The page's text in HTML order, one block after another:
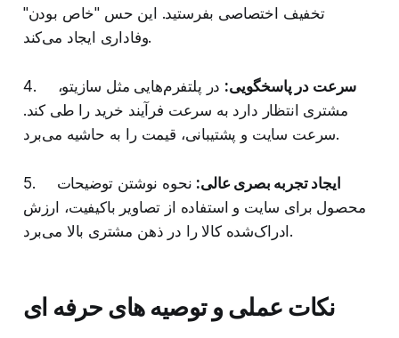
تخفیف اختصاصی بفرستید. این حس "خاص بودن"
وفاداری ایجاد می‌کند.
4. سرعت در پاسخگویی: در پلتفرم‌هایی مثل سازیتو،
مشتری انتظار دارد به سرعت فرآیند خرید را طی کند.
سرعت سایت و پشتیبانی، قیمت را به حاشیه می‌برد.
5. ایجاد تجربه بصری عالی: نحوه نوشتن توضیحات
محصول برای سایت و استفاده از تصاویر باکیفیت، ارزش
ادراک‌شده کالا را در ذهن مشتری بالا می‌برد.
نکات عملی و توصیه های حرفه ای